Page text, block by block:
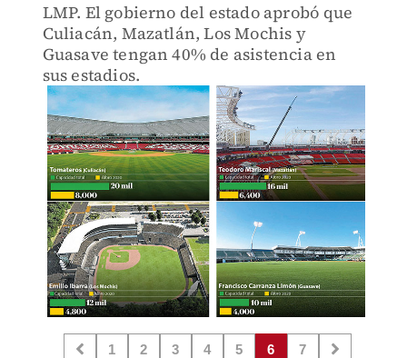
LMP. El gobierno del estado aprobó que
Culiacán, Mazatlán, Los Mochis y
Guasave tengan 40% de asistencia en
sus estadios.
1 2 3 4 5 6 7